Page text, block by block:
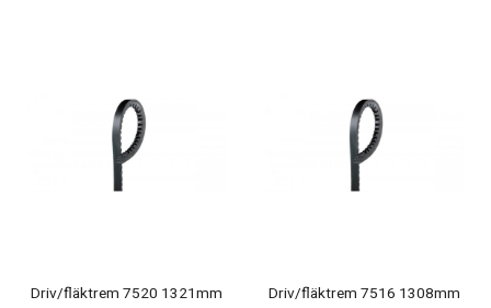
Driv/fläktrem 7520 1321mm Driv/fläktrem 7516 1308mm